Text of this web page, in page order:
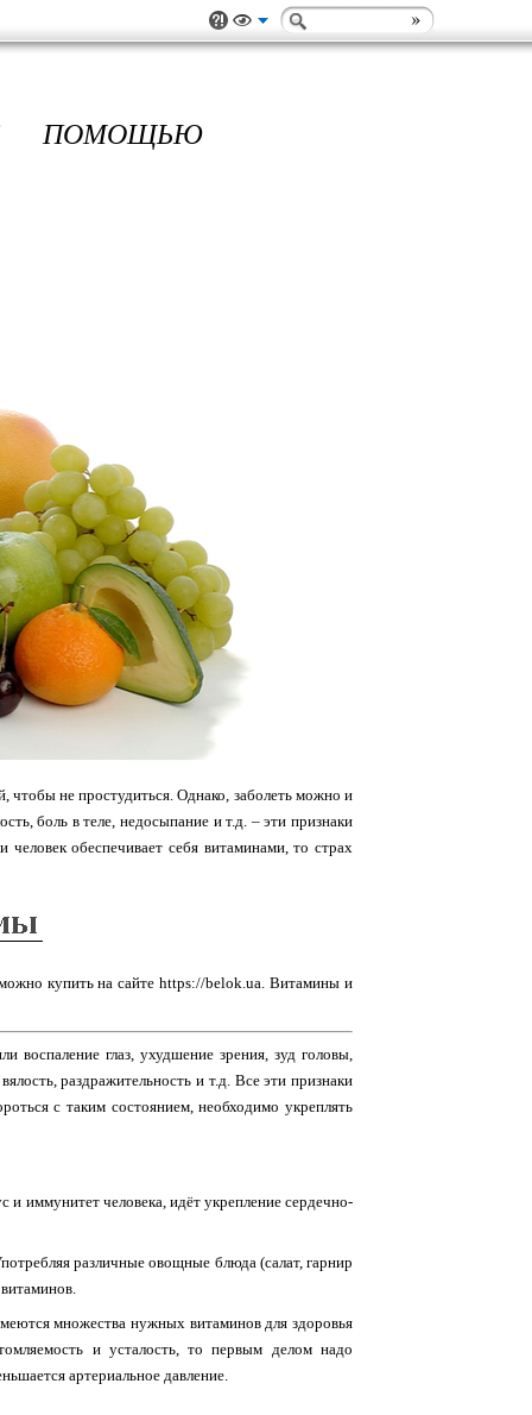
ПОМОЩЬЮ
не простудиться. Однако, заболеть можно и
боль в теле, недосыпание и т.д. – эти признаки
обеспечивает себя витаминами, то страх
купить на сайте https://belok.ua. Витамины и
глаз, ухудшение зрения, зуд головы,
раздражительность и т.д. Все эти признаки
с таким состоянием, необходимо укреплять
иммунитет человека, идёт укрепление сердечно-
различные овощные блюда (салат, гарнир
множества нужных витаминов для здоровья
и усталость, то первым делом надо
артериальное давление.